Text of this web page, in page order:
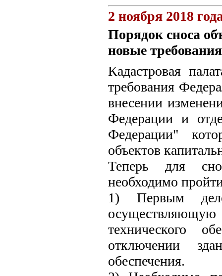
2 ноября 2018
Порядок сноса
новые
Кадастровая
требования
внесении
Федерации и
Федерации"
объектов
Теперь для
необходимо
1) Первым
технического
отключении
обеспечения.